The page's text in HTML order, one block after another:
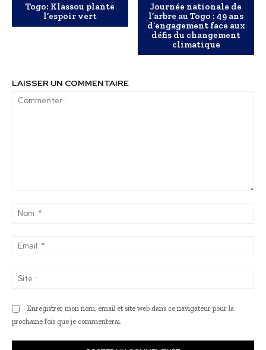
Togo: Klassou plante
l’espoir vert
Journée nationale de
l’arbre au Togo : 49 ans
d’engagement face aux
défis du changement
climatique
LAISSER UN COMMENTAIRE
Enregistrer mon nom, email et site web dans ce navigateur pour la
prochaine fois que je commenterai.